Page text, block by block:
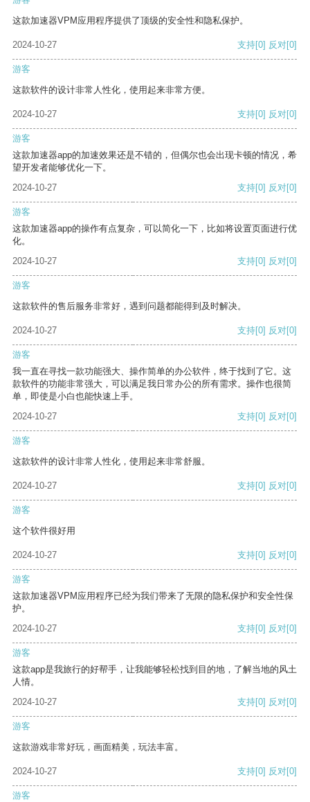
这款加速器VPM应用程序提供了顶级的安全性和隐私保护。
2024-10-27 支持[0] 反对[0]
游客
这款软件的设计非常人性化，使用起来非常方便。
2024-10-27 支持[0] 反对[0]
游客
这款加速器app的加速效果还是不错的，但偶尔也会出现卡顿的情况，希
望开发者能够优化一下。
2024-10-27
支持[0] 反对[0]
游客
这款加速器app的操作有点复杂，可以简化一下，比如将设置页面进行优
化。
2024-10-27
支持[0] 反对[0]
游客
这款软件的售后服务非常好，遇到问题都能得到及时解决。
2024-10-27 支持[0] 反对[0]
游客
我一直在寻找一款功能强大、操作简单的办公软件，终于找到了它。这
款软件的功能非常强大，可以满足我日常办公的所有需求。操作也很简
单，即使是小白也能快速上手。
2024-10-27
支持[0] 反对[0]
游客
这款软件的设计非常人性化，使用起来非常舒服。
2024-10-27 支持[0] 反对[0]
游客
这个软件很好用
2024-10-27 支持[0] 反对[0]
游客
这款加速器VPM应用程序已经为我们带来了无限的隐私保护和安全性保
护。
2024-10-27
支持[0] 反对[0]
游客
这款app是我旅行的好帮手，让我能够轻松找到目的地，了解当地的风土
人情。
2024-10-27
支持[0] 反对[0]
游客
这款游戏非常好玩，画面精美，玩法丰富。
2024-10-27 支持[0] 反对[0]
游客